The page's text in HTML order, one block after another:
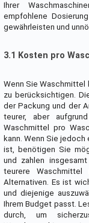
Ihrer
empfohlene
gewährleisten und
3.1 Kosten pro
Wenn Sie Waschmittel
zu berücksichtigen.
der Packung und der
teurer, aber
Waschmittel pro
kann. Wenn Sie
ist, benötigen Sie
und zahlen
teurere
Alternativen. Es ist
und diejenige
Ihrem Budget passt.
durch, um